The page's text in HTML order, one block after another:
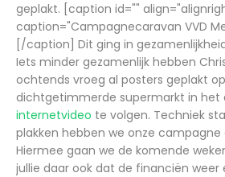
geplakt. [caption id=""
caption="Campagnecaravan VVD
[/caption] Dit ging in
Iets minder gezamenlijk hebben
ochtends vroeg al posters geplakt
dichtgetimmerde supermarkt in het
internetvideo te volgen. Techniek
plakken hebben we onze campagne
Hiermee gaan we de komende
jullie daar ook dat de financiën